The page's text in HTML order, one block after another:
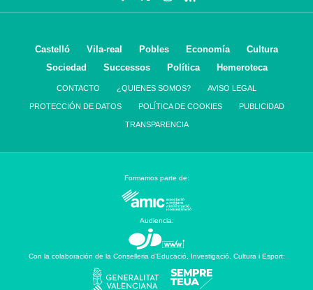
Castelló Vila-real Pobles Economía
Cultura
Sociedad
Successos Política Hemeroteca
CONTACTO ¿QUIENES SOMOS? AVISO LEGAL
PROTECCIÓN DE DATOS POLÍTICA DE COOKIES PUBLICIDAD
TRANSPARENCIA
Formamos parte de:
Audiencia:
Con la colaboración de la Conselleria d’Educació, Investigació, Cultura i Esport: